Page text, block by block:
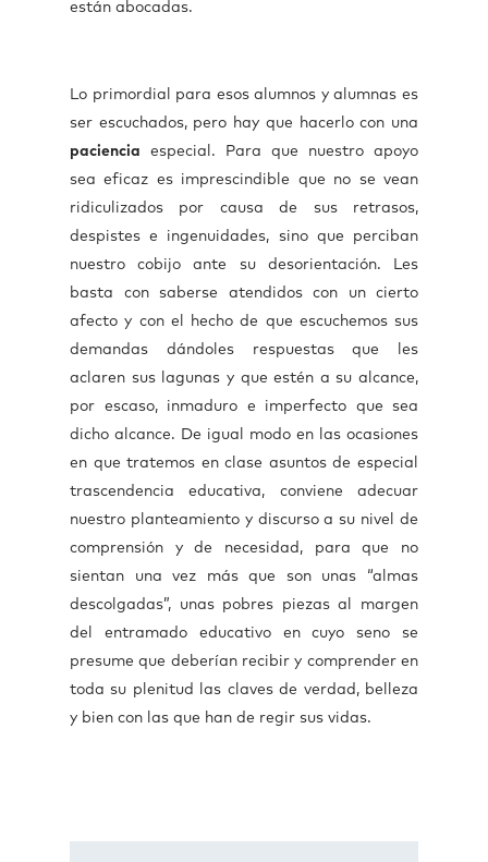
están abocadas.
Lo primordial para esos alumnos y alumnas es
ser escuchados, pero hay que hacerlo con una
paciencia especial. Para que nuestro apoyo
sea eficaz es imprescindible que no se vean
ridiculizados por causa de sus retrasos,
despistes e ingenuidades, sino que perciban
nuestro cobijo ante su desorientación. Les
basta con saberse atendidos con un cierto
afecto y con el hecho de que escuchemos sus
demandas dándoles respuestas que les
aclaren sus lagunas y que estén a su alcance,
por escaso, inmaduro e imperfecto que sea
dicho alcance. De igual modo en las ocasiones
en que tratemos en clase asuntos de especial
trascendencia educativa, conviene adecuar
nuestro planteamiento y discurso a su nivel de
comprensión y de necesidad, para que no
sientan una vez más que son unas “almas
descolgadas”, unas pobres piezas al margen
del entramado educativo en cuyo seno se
presume que deberían recibir y comprender en
toda su plenitud las claves de verdad, belleza
y bien con las que han de regir sus vidas.